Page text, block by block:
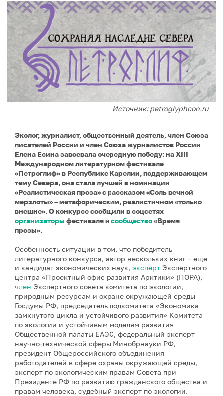
Источник: petroglyphcon.ru
Эколог, журналист, общественный деятель, член Союза
писателей России и член Союза журналистов России
Елена Есина завоевала очередную победу: на XIII
Международном литературном фестивале
«Петроглиф» в Республике Карелии, поддерживающем
тему Севера, она стала лучшей в номинации
«Реалистическая проза» с рассказом «Соль вечной
мерзлоты» – метафорическим, реалистичном «только
внешне». О конкурсе сообщили в соцсетях
организаторы фестиваля и сообщество«Время
прозы».
Особенность ситуации в том, что победитель
литературного конкурса, автор нескольких книг – еще
и кандидат экономических наук, эксперт Экспертного
центра «Проектный офис развития Арктики» (ПОРА),
член Экспертного совета комитета по экологии,
природным ресурсам и охране окружающей среды
Госдумы РФ, председатель подкомитета «Экономика
замкнутого цикла и устойчивого развития» Комитета
по экологии и устойчивым моделям развития
Общественной палаты ЕАЭС, федеральный эксперт
научно-технической сферы Минобрнауки РФ,
президент Общероссийского объединения
работодателей в сфере охраны окружающей среды,
эксперт по экологическим правам Совета при
Президенте РФ по развитию гражданского общества и
правам человека, судебный эксперт по экологии.